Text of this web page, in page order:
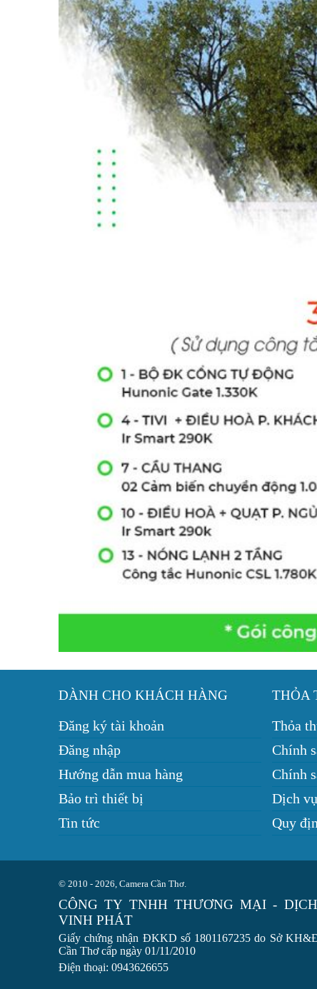
DÀNH CHO KHÁCH HÀNG
Đăng ký tài khoản
Đăng nhập
Hướng dẫn mua hàng
Bảo trì thiết bị
Tin tức
THỎA
Thỏa
Chính
Chính
Dịch
Quy
© 2010 - 2026, Camera Cần Thơ.
CÔNG TY TNHH THƯƠNG MẠI -
VINH PHÁT
Giấy chứng nhận ĐKKD số 1801167235 do Sở
Cần Thơ cấp ngày 01/11/2010
Điện thoại: 0943626655